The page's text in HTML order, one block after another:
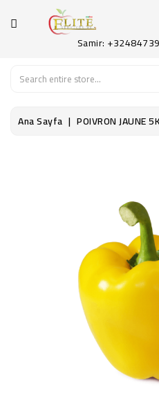
KATEGORI
SAYFA
Samir:
Ana Sayfa POIVRON JAUNE